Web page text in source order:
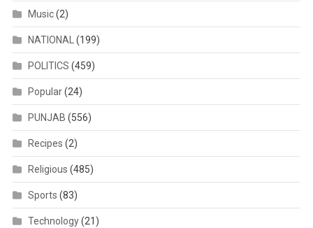
Music(2)
NATIONAL (199)
POLITICS (459)
Popular(24)
PUNJAB (556)
Recipes (2)
Religious (485)
Sports (83)
Technology(21)